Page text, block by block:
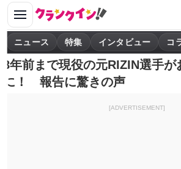
ニュース 特集 インタビュー コ
8年前まで現役の元RIZIN選手
に！ 報告に驚きの声
[ADVERTISEMENT]